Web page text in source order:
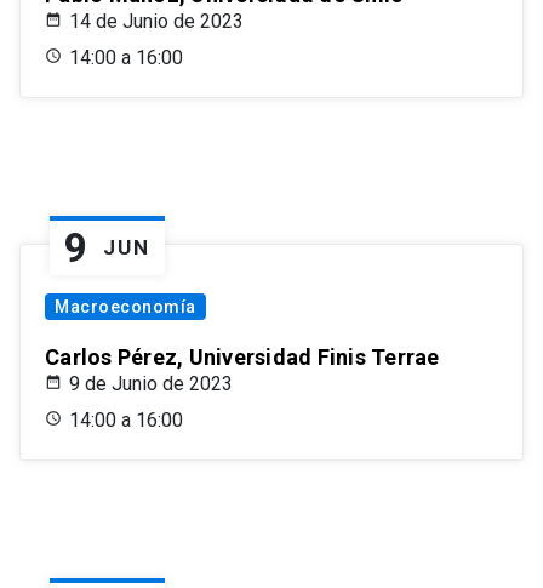
14 de Junio de 2023
14:00 a 16:00
9 JUN
Macroeconomía
Carlos Pérez, Universidad Finis Terrae
9 de Junio de 2023
14:00 a 16:00